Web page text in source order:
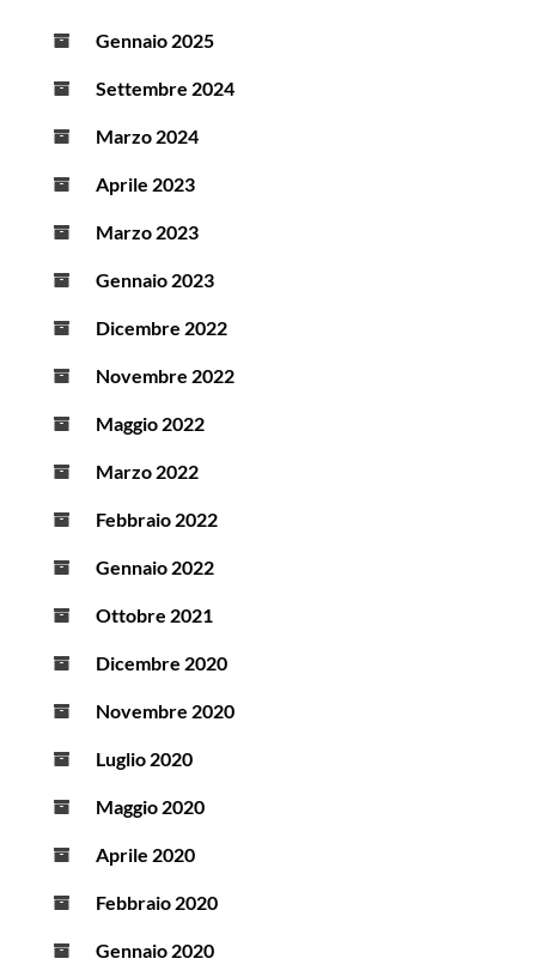
Gennaio 2025
Settembre 2024
Marzo 2024
Aprile 2023
Marzo 2023
Gennaio 2023
Dicembre 2022
Novembre 2022
Maggio 2022
Marzo 2022
Febbraio 2022
Gennaio 2022
Ottobre 2021
Dicembre 2020
Novembre 2020
Luglio 2020
Maggio 2020
Aprile 2020
Febbraio 2020
Gennaio 2020